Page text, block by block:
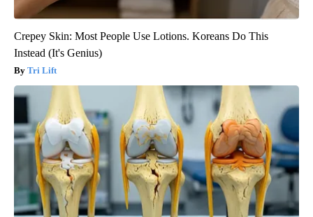
Crepey Skin: Most People Use Lotions. Koreans Do This
Instead (It's Genius)
Tri Lift